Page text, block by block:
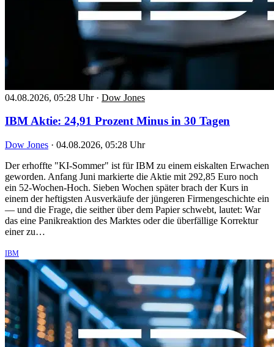
04.08.2026, 05:28 Uhr · Dow Jones
IBM Aktie: 24,91 Prozent Minus in 30 Tagen
Dow Jones · 04.08.2026, 05:28 Uhr
Der erhoffte "KI-Sommer" ist für IBM zu einem eiskalten Erwachen
geworden. Anfang Juni markierte die Aktie mit 292,85 Euro noch
ein 52-Wochen-Hoch. Sieben Wochen später brach der Kurs in
einem der heftigsten Ausverkäufe der jüngeren Firmengeschichte ein
— und die Frage, die seither über dem Papier schwebt, lautet: War
das eine Panikreaktion des Marktes oder die überfällige Korrektur
einer zu…
IBM